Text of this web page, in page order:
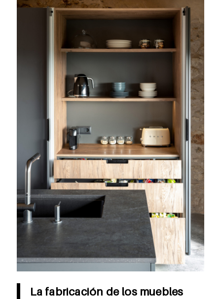
La fabricación de los muebles